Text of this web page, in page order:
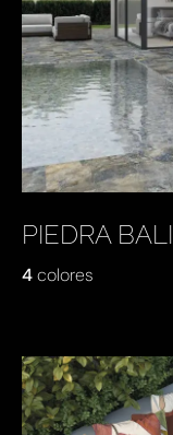
PIEDRA BALI
4colores